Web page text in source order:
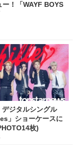
！「WAYF BOYS
デジタルシングル
」ショーケースに
枚)